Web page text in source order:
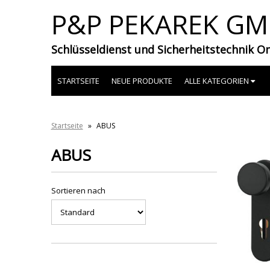
P&P PEKAREK
Schlüsseldienst und Sicherheitstechnik
STARTSEITE NEUE PRODUKTE ALLE KATEGORIEN
Startseite » ABUS
ABUS
Sortieren nach